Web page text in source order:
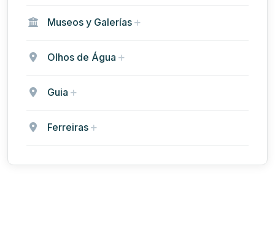
Museos y Galerías
Olhos de Água
Guia
Ferreiras